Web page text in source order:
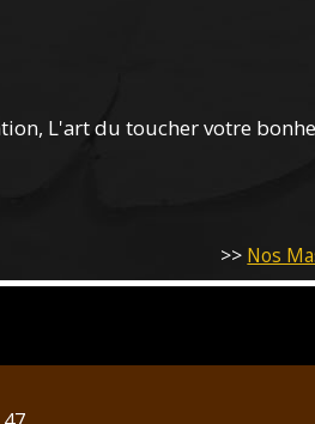
L'art du toucher votre
>> Nos